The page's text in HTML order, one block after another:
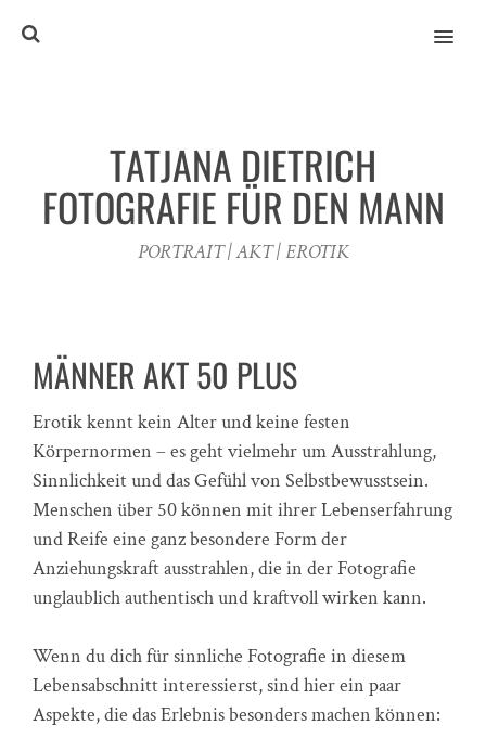
MENU
TATJANA DIETRICH
FOTOGRAFIE FÜR DEN MANN
PORTRAIT | AKT | EROTIK
MÄNNER AKT 50 PLUS
Erotik kennt kein Alter und keine festen
Körpernormen – es geht vielmehr um Ausstrahlung,
Sinnlichkeit und das Gefühl von Selbstbewusstsein.
Menschen über 50 können mit ihrer Lebenserfahrung
und Reife eine ganz besondere Form der
Anziehungskraft ausstrahlen, die in der Fotografie
unglaublich authentisch und kraftvoll wirken kann.
Wenn du dich für sinnliche Fotografie in diesem
Lebensabschnitt interessierst, sind hier ein paar
Aspekte, die das Erlebnis besonders machen können: